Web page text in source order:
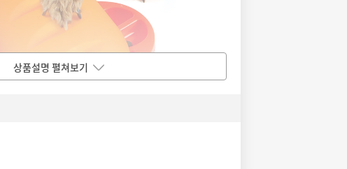
상품설명 펼쳐보기